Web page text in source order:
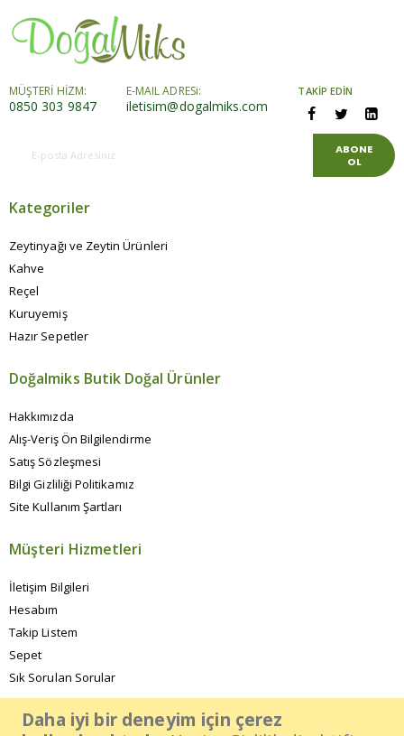
Daha iyi bir deneyim için çerez
MÜŞTERİ HİZM:
0850 303 9847
E-MAIL ADRESi:
iletisim@dogalmiks.com
TAKİP EDİN
ABONE
OL
Kategoriler
Zeytinyağı ve Zeytin Ürünleri
Kahve
Reçel
Kuruyemiş
Hazır Sepetler
Doğalmiks Butik Doğal Ürünler
Hakkımızda
Alış-Veriş Ön Bilgilendirme
Satış Sözleşmesi
Bilgi Gizliliği Politikamız
Site Kullanım Şartları
Müşteri Hizmetleri
İletişim Bilgileri
Hesabım
Takip Listem
Sepet
Sık Sorulan Sorular